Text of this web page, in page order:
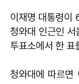
이재명 대통령이
청와대 인근인 서
투표소에서 한 표
청와대에 따르면